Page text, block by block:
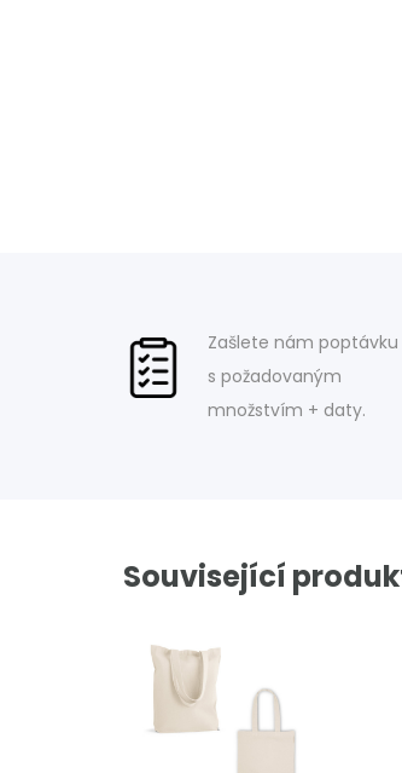
Zašlete nám poptávku
s požadovaným
množstvím + daty.
Související